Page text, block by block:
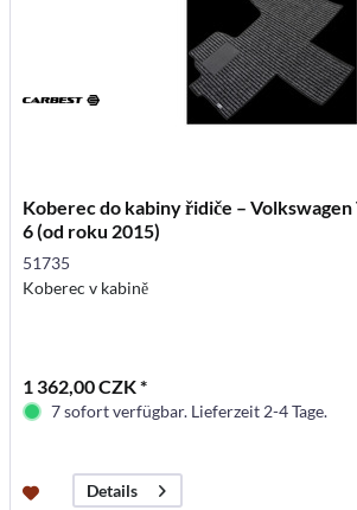
Koberec do kabiny řidiče –
6 (od roku 2015)
51735
Koberec v kabině
1 362,00 CZK *
7 sofort verfügbar. Lieferzeit 2-4 Tage.
Details